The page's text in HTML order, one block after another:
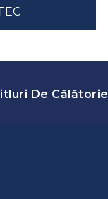
De Călătorie